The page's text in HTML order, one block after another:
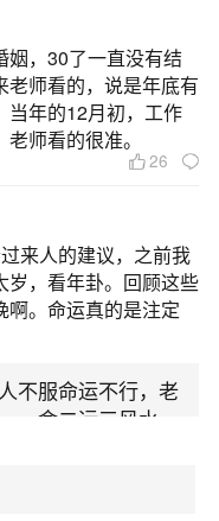
起大麻烦，下面
猴、属牛，具体
且干脆利落，在
人空间，避免过度
感染属鼠者，帮助
对问题时能以乐观
鼠者细腻的规划
，可提升家庭决策
姻，30了一直没有结
师看的，说是年底有
当年的12月初，工作
师看的很准。
26
来人的建议，之前我
岁，看年卦。回顾这些
啊。命运真的是注定
不服命运不行，老
一命二运三风水，
师化太岁，看年
分啊！